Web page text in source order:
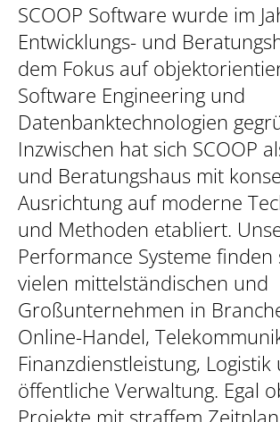
SCOOP Software wurde im
Entwicklungs- und
dem Fokus auf
Software Engineering und
Datenbanktechnologien
Inzwischen hat sich SCOOP
und Beratungshaus mit
Ausrichtung auf moderne
und Methoden etabliert.
Performance Systeme finden
vielen mittelständischen und
Großunternehmen in
Online-Handel,
Finanzdienstleistung, Logistik
öffentliche Verwaltung. Egal
Projekte mit straffem